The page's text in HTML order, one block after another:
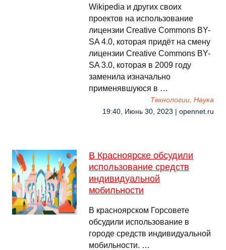
Wikipedia и других своих
проектов на использование
лицензии Creative Commons BY-
SA 4.0, которая придёт на смену
лицензии Creative Commons BY-
SA 3.0, которая в 2009 году
заменила изначально
применявшуюся в …
Технологии, Наука
19:40, Июнь 30, 2023 | opennet.ru
В Красноярске обсудили
использование средств
индивидуальной
мобильности
В красноярском Горсовете
обсудили использование в
городе средств индивидуальной
мобильности. …